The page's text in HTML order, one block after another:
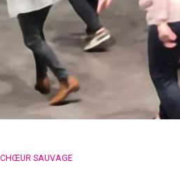
CHŒUR SAUVAGE